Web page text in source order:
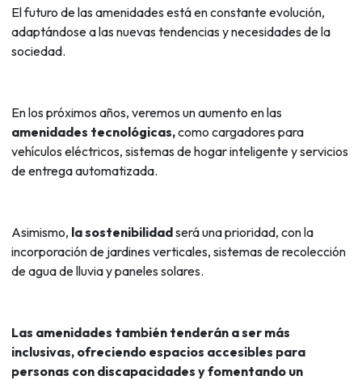
El futuro de las amenidades está en constante evolución,
adaptándose a las nuevas tendencias y necesidades de la
sociedad.
En los próximos años, veremos un aumento en las
amenidades tecnológicas,como cargadores para
vehículos eléctricos, sistemas de hogar inteligente y servicios
de entrega automatizada.
Asimismo, la sostenibilidadserá una prioridad, con la
incorporación de jardines verticales, sistemas de recolección
de agua de lluvia y paneles solares.
Las amenidades también tenderán a ser más
inclusivas, ofreciendo espacios accesibles para
personas con discapacidades y fomentando un